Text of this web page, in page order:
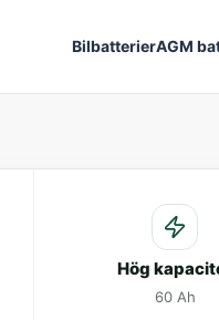
BilbatterierAGM
Hög
60 Ah